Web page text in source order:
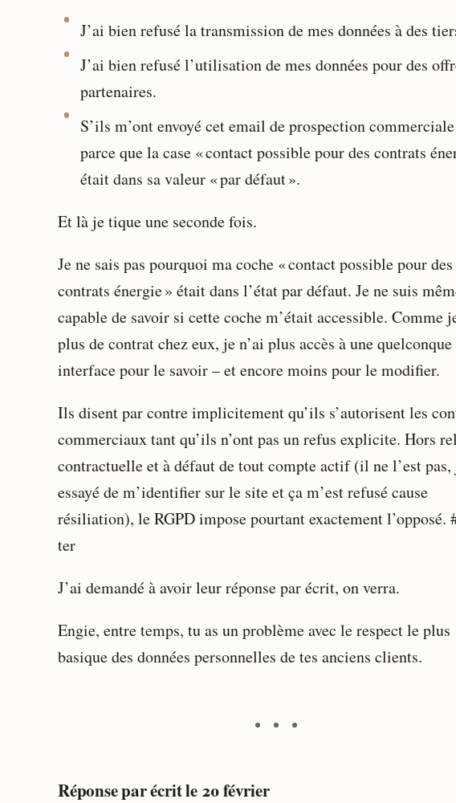
J’ai bien refusé la transmission de mes données à des
J’ai bien refusé l’utilisation de mes données pour des
partenaires.
S’ils m’ont envoyé cet email de prospection commerciale
parce que la case « contact possible pour des contrats
était dans sa valeur « par défaut ».
Et là je tique une seconde fois.
Je ne sais pas pourquoi ma coche « contact possible pour des
contrats énergie » était dans l’état par défaut. Je ne suis
capable de savoir si cette coche m’était accessible. Comme
plus de contrat chez eux, je n’ai plus accès à une quelconque
interface pour le savoir – et encore moins pour le modifier.
Ils disent par contre implicitement qu’ils s’autorisent les
commerciaux tant qu’ils n’ont pas un refus explicite. Hors
contractuelle et à défaut de tout compte actif (il ne l’est pas,
essayé de m’identifier sur le site et ça m’est refusé cause
résiliation), le RGPD impose pourtant exactement l’opposé.
ter
J’ai demandé à avoir leur réponse par écrit, on verra.
Engie, entre temps, tu as un problème avec le respect le plus
basique des données personnelles de tes anciens clients.
Réponse par écrit le 20 février